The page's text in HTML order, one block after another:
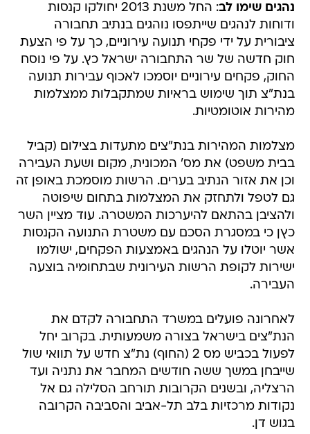
נהגים שימו לב
: החל משנת 2013 יחולקו קנסות
ודוחות לנהגים שייתפסו נוהגים בנתיב תחבורה
ציבורית על ידי פקחי תנועה עירוניים, כך על פי הצעת
חוק חדשה של שר התחבורה ישראל כץ. על פי נוסח
החוק, פקחים עירוניים יוסמכו לאכוף עבירות תנועה
בנת"צ תוך שימוש בראיות שמתקבלות ממצלמות
מהירות אוטומטיות.
מצלמות המהירות בנת"צים מתעדות בצילום (קביל
בבית משפט) את מס' המכונית, מקום ושעת העבירה
וכן את אזור הנתיב בערים. הרשות מוסמכת באופן זה
גם לטפל ולתחזק את המצלמות בתחום שיפוטה
ולהציבן בהתאם להיערכות המשטרה. עוד מציין השר
כץן כי במסגרת הסכם עם משטרת התנועה הקנסות
אשר יוטלו על הנהגים באמצעות הפקחים, ישולמו
ישירות לקופת הרשות העירונית שבתחומיה בוצעה
העבירה.
לאחרונה פועלים במשרד התחבורה לקדם את
הנת"צים בישראל בצורה משמעותית. בקרוב יחל
לפעול בכביש מס 2 (החוף) נת"צ חדש על תוואי שול
שייבחן במשך ששה חודשים המחבר את נתניה ועד
הרצליה, ובשנים הקרובות תורחב הסלילה גם אל
נקודות מרכזיות בלב תל-אביב והסביבה הקרובה
בגוש דן.